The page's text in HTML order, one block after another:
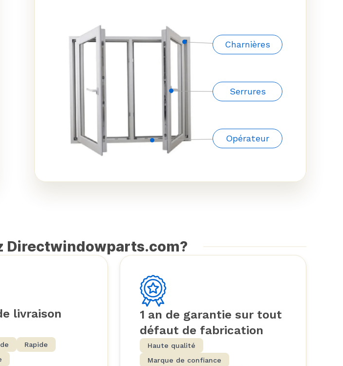
Charnières
Serrures
Opérateur
Directwindowparts.com?
livraison
Rapide
1 an de garantie sur tout
défaut de fabrication
Haute qualité
Marque de confiance